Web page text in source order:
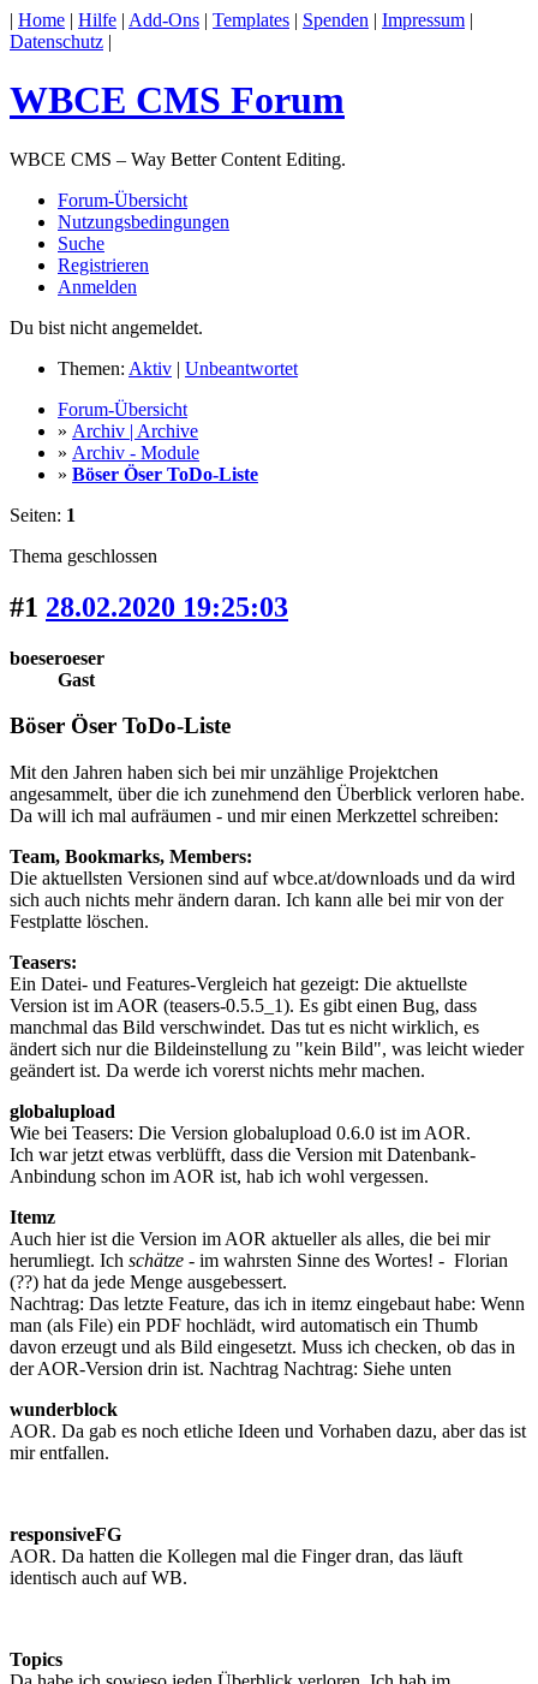
| Home | Hilfe | Add-Ons | Templates | Spenden | Impressum |
Datenschutz |
WBCE CMS Forum
WBCE CMS – Way Better Content Editing.
Forum-Übersicht
Nutzungsbedingungen
Suche
Registrieren
Anmelden
Du bist nicht angemeldet.
Themen: Aktiv | Unbeantwortet
Forum-Übersicht
» Archiv | Archive
» Archiv - Module
» Böser Öser ToDo-Liste
Seiten: 1
Thema geschlossen
#1 28.02.2020 19:25:03
boeseroeser
Gast
Böser Öser ToDo-Liste
Mit den Jahren haben sich bei mir unzählige Projektchen
angesammelt, über die ich zunehmend den Überblick verloren habe.
Da will ich mal aufräumen - und mir einen Merkzettel schreiben:
Team, Bookmarks, Members:
Die aktuellsten Versionen sind auf wbce.at/downloads und da wird
sich auch nichts mehr ändern daran. Ich kann alle bei mir von der
Festplatte löschen.
Teasers:
Ein Datei- und Features-Vergleich hat gezeigt: Die aktuellste
Version ist im AOR (teasers-0.5.5_1). Es gibt einen Bug, dass
manchmal das Bild verschwindet. Das tut es nicht wirklich, es
ändert sich nur die Bildeinstellung zu "kein Bild", was leicht wieder
geändert ist. Da werde ich vorerst nichts mehr machen.
globalupload
Wie bei Teasers: Die Version globalupload 0.6.0 ist im AOR.
Ich war jetzt etwas verblüfft, dass die Version mit Datenbank-
Anbindung schon im AOR ist, hab ich wohl vergessen.
Itemz
Auch hier ist die Version im AOR aktueller als alles, die bei mir
herumliegt. Ich schätze - im wahrsten Sinne des Wortes! - Florian
(??) hat da jede Menge ausgebessert.
Nachtrag: Das letzte Feature, das ich in itemz eingebaut habe: Wenn
man (als File) ein PDF hochlädt, wird automatisch ein Thumb
davon erzeugt und als Bild eingesetzt. Muss ich checken, ob das in
der AOR-Version drin ist. Nachtrag Nachtrag: Siehe unten
wunderblock
AOR. Da gab es noch etliche Ideen und Vorhaben dazu, aber das ist
mir entfallen.
responsiveFG
AOR. Da hatten die Kollegen mal die Finger dran, das läuft
identisch auch auf WB.
Topics